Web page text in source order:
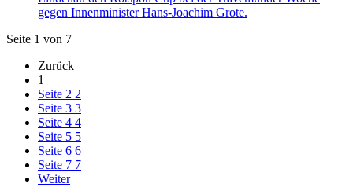
gegen Innenminister Hans-Joachim Grote.
Seite 1 von 7
Zurück
1
Seite 2 2
Seite 3 3
Seite 4 4
Seite 5 5
Seite 6 6
Seite 7 7
Weiter